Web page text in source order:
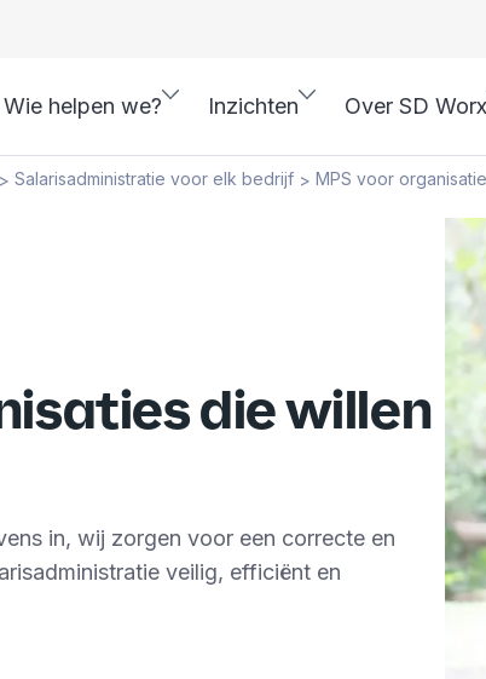
Wie helpen we? Inzichten Over SD Worx
> Salarisadministratie voor elk bedrijf > MPS voor
die willen
in, wij zorgen voor een correcte en
veilig, efficiënt en